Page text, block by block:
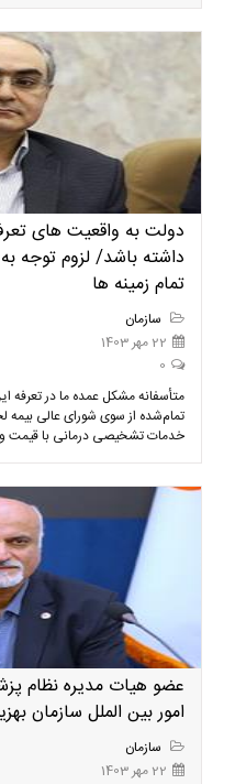
دولت به واقعیت های
داشته باشد/ لزوم توجه
تمام زمینه ها
سازمان
22 مهر 1403
0
متأسفانه مشکل عمده ما در
تمام‌شده از سوی شورای عالی بیمه
خدمات تشخیصی درمانی با قیمت
عضو هیات مدیره نظام
امور بین الملل سازمان
سازمان
22 مهر 1403